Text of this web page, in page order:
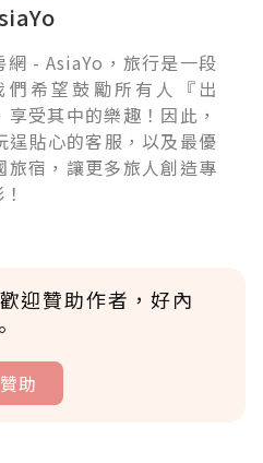
- AsiaYo，旅行是一段
希望鼓勵所有人『出
受其中的樂趣！因此，
逞貼心的客服，以及最優
宿，讓更多旅人創造專
迎贊助作者，好內
贊助